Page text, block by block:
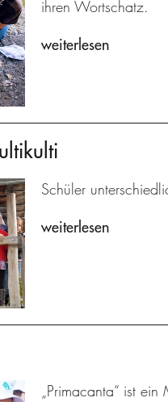
ihren Wortschatz.
weiterlesen
Schüler
weiterlesen
„Primacanta“ ist